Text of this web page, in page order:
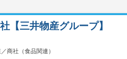
商社（食品関連）
【三井物産グループ】